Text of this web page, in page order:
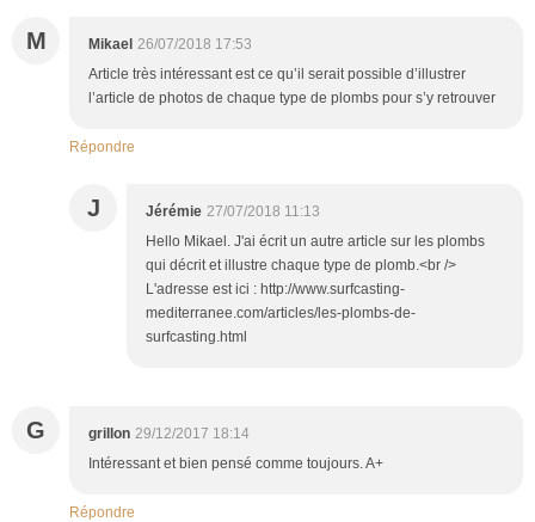
M Mikael 26/07/2018 17:53
Article très intéressant est ce qu’il serait possible d’illustrer
l’article de photos de chaque type de plombs pour s’y retrouver
Répondre
J Jérémie 27/07/2018 11:13
Hello Mikael. J'ai écrit un autre article sur les plombs
qui décrit et illustre chaque type de plomb.<br />
L'adresse est ici : http://www.surfcasting-
mediterranee.com/articles/les-plombs-de-
surfcasting.html
G grillon 29/12/2017 18:14
Intéressant et bien pensé comme toujours. A+
Répondre